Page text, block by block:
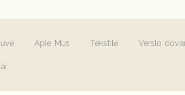
Apie Mus Tekstilė Verslo